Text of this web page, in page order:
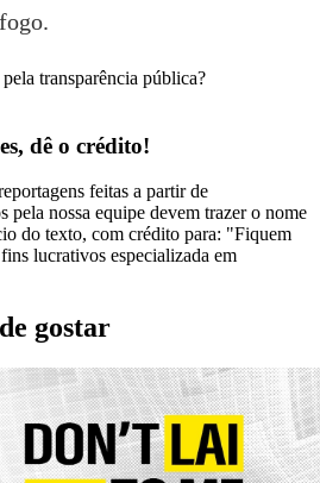
transparência pública?
dê o crédito!
feitas a partir de
pela nossa equipe devem trazer o nome
do texto, com crédito para: "Fiquem
lucrativos especializada em
gostar